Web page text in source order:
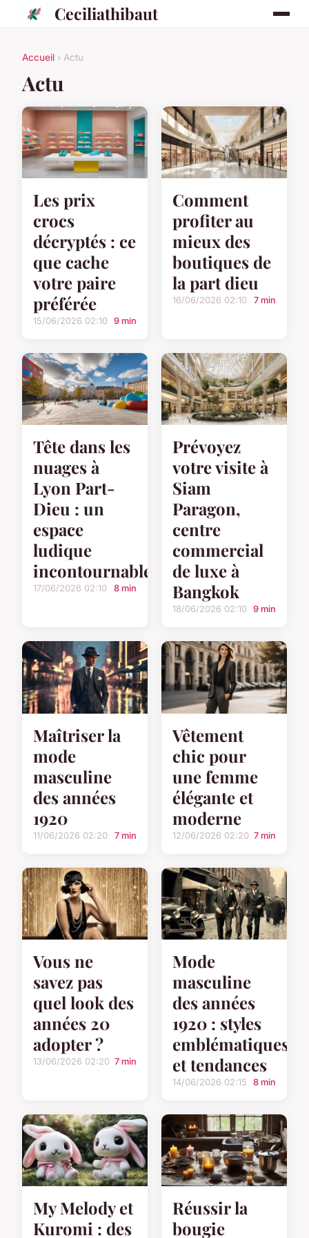
Ceciliathibaut
Accueil › Actu
Actu
Les prix
crocs
décryptés : ce
que cache
votre paire
préférée
15/06/2026 02:10 9 min
Comment
profiter au
mieux des
boutiques de
la part dieu
16/06/2026 02:10 7 min
Tête dans les
nuages à
Lyon Part-
Dieu : un
espace
ludique
incontournable
17/06/2026 02:10 8 min
Prévoyez
votre visite à
Siam
Paragon,
centre
commercial
de luxe à
Bangkok
18/06/2026 02:10 9 min
Maîtriser la
mode
masculine
des années
1920
11/06/2026 02:20 7 min
Vêtement
chic pour
une femme
élégante et
moderne
12/06/2026 02:20 7 min
Vous ne
savez pas
quel look des
années 20
adopter ?
13/06/2026 02:20 7 min
Mode
masculine
des années
1920 : styles
emblématiques
et tendances
14/06/2026 02:15 8 min
My Melody et
Kuromi : des
Réussir la
bougie